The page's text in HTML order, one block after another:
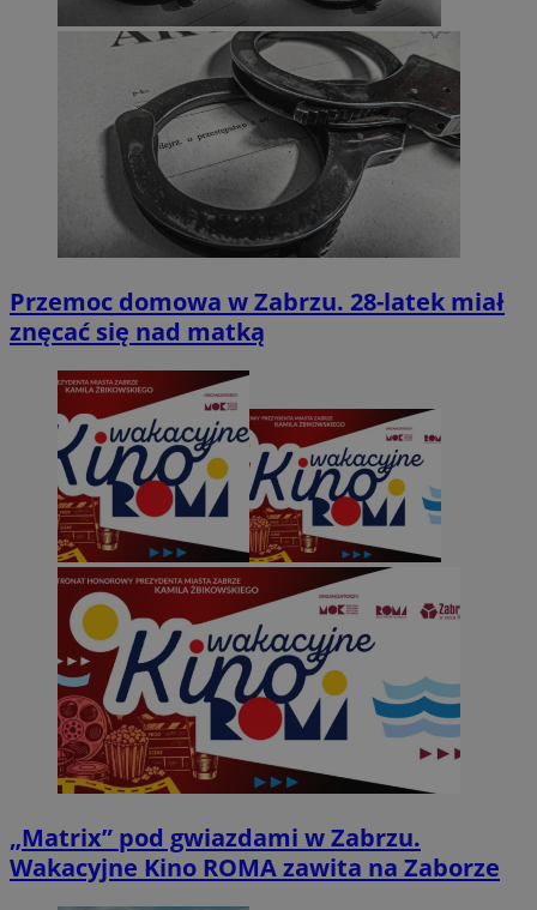
Przemoc domowa w Zabrzu. 28-latek miał
znęcać się nad matką
„Matrix” pod gwiazdami w Zabrzu.
Wakacyjne Kino ROMA zawita na Zaborze